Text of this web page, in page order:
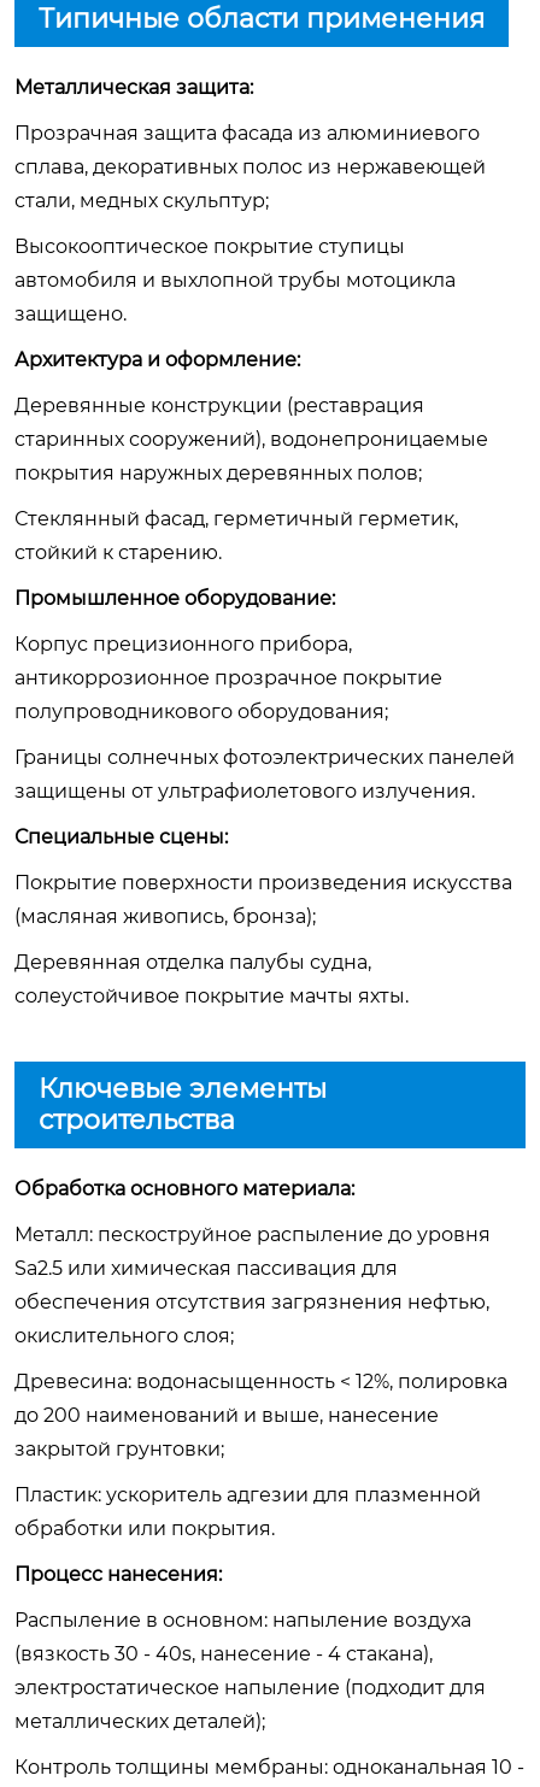
Типичные области применения
Металлическая защита:
Прозрачная защита фасада из алюминиевого
сплава, декоративных полос из нержавеющей
стали, медных скульптур;
Высокооптическое покрытие ступицы
автомобиля и выхлопной трубы мотоцикла
защищено.
Архитектура и оформление:
Деревянные конструкции (реставрация
старинных сооружений), водонепроницаемые
покрытия наружных деревянных полов;
Стеклянный фасад, герметичный герметик,
стойкий к старению.
Промышленное оборудование:
Корпус прецизионного прибора,
антикоррозионное прозрачное покрытие
полупроводникового оборудования;
Границы солнечных фотоэлектрических панелей
защищены от ультрафиолетового излучения.
Специальные сцены:
Покрытие поверхности произведения искусства
(масляная живопись, бронза);
Деревянная отделка палубы судна,
солеустойчивое покрытие мачты яхты.
Ключевые элементы
строительства
Обработка основного материала:
Металл: пескоструйное распыление до уровня
Sa2.5 или химическая пассивация для
обеспечения отсутствия загрязнения нефтью,
окислительного слоя;
Древесина: водонасыщенность < 12%, полировка
до 200 наименований и выше, нанесение
закрытой грунтовки;
Пластик: ускоритель адгезии для плазменной
обработки или покрытия.
Процесс нанесения:
Распыление в основном: напыление воздуха
(вязкость 30 - 40s, нанесение - 4 стакана),
электростатическое напыление (подходит для
металлических деталей);
Контроль толщины мембраны: одноканальная 10 -